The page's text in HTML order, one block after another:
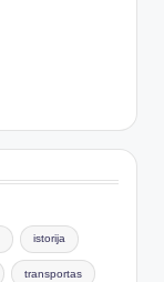
istorija
transportas